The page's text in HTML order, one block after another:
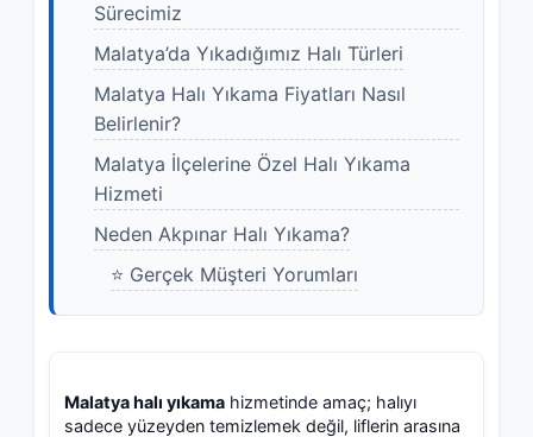
Sürecimiz
Malatya’da Yıkadığımız Halı Türleri
Malatya Halı Yıkama Fiyatları Nasıl
Belirlenir?
Malatya İlçelerine Özel Halı Yıkama
Hizmeti
Neden Akpınar Halı Yıkama?
⭐ Gerçek Müşteri Yorumları
Malatya halı yıkama hizmetinde amaç; halıyı
sadece yüzeyden temizlemek değil, liflerin arasına